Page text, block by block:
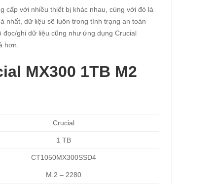
cấp với nhiều thiết bị khác nhau, cùng với đó là
nhất, dữ liệu sẽ luôn trong tình trạng an toàn
đọc/ghi dữ liệu cũng như ứng dụng Crucial
hơn.
MX300 1TB M2
Crucial
1 TB
CT1050MX300SSD4
M.2 – 2280